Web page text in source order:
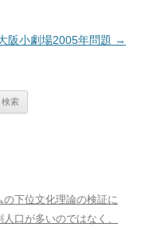
阪小劇場2005年問題 →
下位文化理論の検証に
口が多いのではなく、